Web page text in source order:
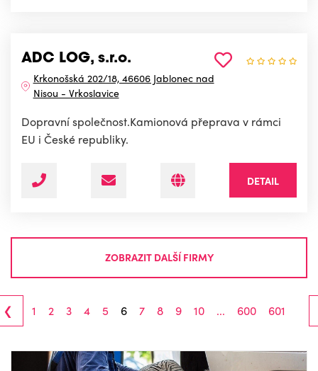
ADC LOG, s.r.o.
Krkonošská 202/18, 46606 Jablonec nad
Nisou - Vrkoslavice
Dopravní společnost.Kamionová přeprava v rámci
EU i České republiky.
DETAIL
ZOBRAZIT DALŠÍ FIRMY
‹ 1 2 3 4 5 6 7 8 9 10 ... 600 601